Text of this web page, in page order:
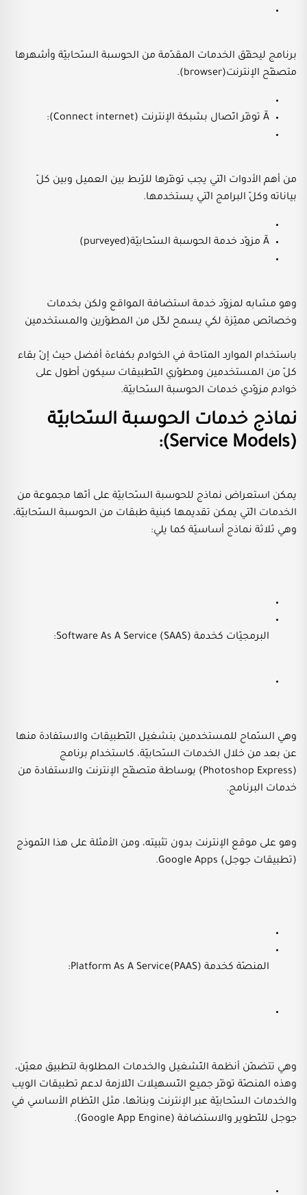
برنامج ليحقّق الخدمات المقدّمة من الحوسبة السّحابيّة وأشهرها
متصفّح الإنترنت(browser).
Ã توفّر اتّصال بشبكة الإنترنت (Connect internet):
من أهم الأدوات الّتي يجب توفّرها للرّبط بين العميل وبين كلّ
بياناته وكلّ البرامج الّتي يستخدمها.
Ã مزوّد خدمة الحوسبة السّحابيّة(purveyed)
وهو مشابه لمزوّد خدمة استضافة المواقع ولكن بخدمات
وخصائص مميّزة لكي يسمح لكّل من المطوّرين والمستخدمين
باستخدام الموارد المتاحة في الخوادم بكفاءة أفضل حيث إنّ بقاء
كلّ من المستخدمين ومطوّري التّطبيقات سيكون أطول على
خوادم مزوّدي خدمات الحوسبة السّحابيّة.
نماذج خدمات الحوسبة السّحابيّة
(Service Models):
يمكن استعراض نماذج للحوسبة السّحابيّة على أنّها مجموعة من
الخدمات الّتي يمكن تقديمها كبنية طبقات من الحوسبة السّحابيّة،
وهي ثلاثة نماذج أساسيّة كما يلي:
البرمجيّات كخدمة Software As A Service (SAAS):
وهي السّماح للمستخدمين بتشغيل التّطبيقات والاستفادة منها
عن بعد من خلال الخدمات السّحابيّة، كاستخدام برنامج
(Photoshop Express) بوساطة متصفّح الإنترنت والاستفادة من
خدمات البرنامج.
وهو على موقع الإنترنت بدون تثبيته، ومن الأمثلة على هذا النّموذج
(تطبيقات جوجل) Google Apps.
المنصّة كخدمة Platform As A Service(PAAS):
وهي تتضمّن أنظمة التّشغيل والخدمات المطلوبة لتطبيق معيّن،
وهذه المنصّة توفّر جميع التّسهيلات الّلازمة لدعم تطبيقات الويب
والخدمات السّحابيّة عبر الإنترنت وبنائها، مثل النّظام الأساسي في
جوجل للتّطوير والاستضافة (Google App Engine).